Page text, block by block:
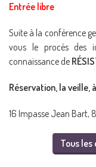
Entrée libre
Suite à la conférence
vous le procès des
connaissance de
Réservation, la veille,
16 Impasse Jean Bart,
Tous les